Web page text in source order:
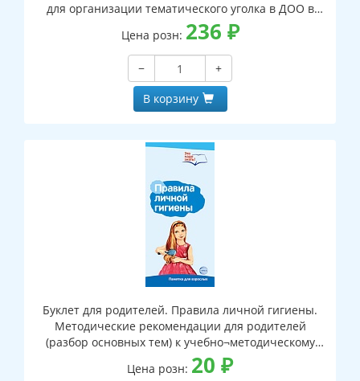
для организации тематического уголка в ДОО в
соответсвии с ФГОС ДО и закона "Об образовании в
РФ") (1000х330 мм)
Цена розн: 236 ₽
−
+
В корзину
Буклет для родителей. Правила личной гигиены.
Методические рекомендации для родителей
(разбор основных тем) к учебно¬методическому
пособию “Правила личной гигиены.”
Цена розн: 20 ₽